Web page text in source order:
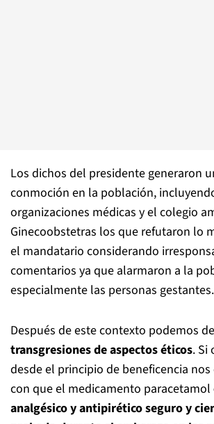
Los dichos del presidente generaron
conmoción en la población,
organizaciones médicas y el colegio
Ginecoobstetras los que refutaron lo
el mandatario considerando
comentarios ya que alarmaron a la
especialmente las personas gestantes.
Después de este contexto podemos
transgresiones de aspectos éticos. Si
desde el principio de beneficencia
con que el medicamento paracetamol
analgésico y antipirético seguro y